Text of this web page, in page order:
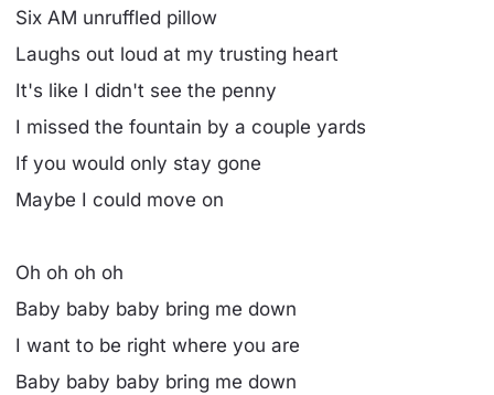
Six AM unruffled pillow
Laughs out loud at my trusting heart
It's like I didn't see the penny
I missed the fountain by a couple yards
If you would only stay gone
Maybe I could move on
Oh oh oh oh
Baby baby baby bring me down
I want to be right where you are
Baby baby baby bring me down